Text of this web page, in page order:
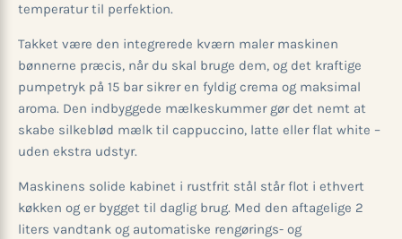
temperatur til perfektion.
Takket være den integrerede kværn maler maskinen
bønnerne præcis, når du skal bruge dem, og det kraftige
pumpe­tryk på 15 bar sikrer en fyldig crema og maksimal
aroma. Den indbyggede mælkeskummer gør det nemt at
skabe silkeblød mælk til cappuccino, latte eller flat white –
uden ekstra udstyr.
Maskinens solide kabinet i rustfrit stål står flot i ethvert
køkken og er bygget til daglig brug. Med den aftagelige 2
liters vandtank og automatiske rengørings- og